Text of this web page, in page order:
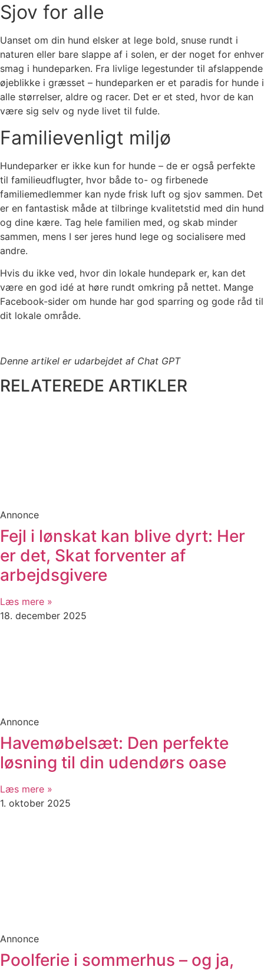
Sjov for alle
Uanset om din hund elsker at lege bold, snuse rundt i
naturen eller bare slappe af i solen, er der noget for enhver
smag i hundeparken. Fra livlige legestunder til afslappende
øjeblikke i græsset – hundeparken er et paradis for hunde i
alle størrelser, aldre og racer. Det er et sted, hvor de kan
være sig selv og nyde livet til fulde.
Familievenligt miljø
Hundeparker er ikke kun for hunde – de er også perfekte
til familieudflugter, hvor både to- og firbenede
familiemedlemmer kan nyde frisk luft og sjov sammen. Det
er en fantastisk måde at tilbringe kvalitetstid med din hund
og dine kære. Tag hele familien med, og skab minder
sammen, mens I ser jeres hund lege og socialisere med
andre.
Hvis du ikke ved, hvor din lokale hundepark er, kan det
være en god idé at høre rundt omkring på nettet. Mange
Facebook-sider om hunde har god sparring og gode råd til
dit lokale område.
Denne artikel er udarbejdet af Chat GPT
RELATEREDE ARTIKLER
Annonce
Fejl i lønskat kan blive dyrt: Her
er det, Skat forventer af
arbejdsgivere
Læs mere »
18. december 2025
Annonce
Havemøbelsæt: Den perfekte
løsning til din udendørs oase
Læs mere »
1. oktober 2025
Annonce
Poolferie i sommerhus – og ja,